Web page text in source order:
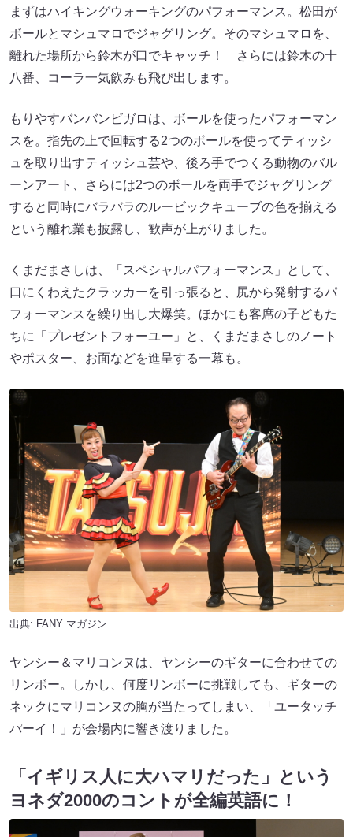
まずはハイキングウォーキングのパフォーマンス。松田が
ボールとマシュマロでジャグリング。そのマシュマロを、
離れた場所から鈴木が口でキャッチ！ さらには鈴木の十
八番、コーラ一気飲みも飛び出します。
もりやすバンバンビガロは、ボールを使ったパフォーマン
スを。指先の上で回転する2つのボールを使ってティッシ
ュを取り出すティッシュ芸や、後ろ手でつくる動物のバル
ーンアート、さらには2つのボールを両手でジャグリング
すると同時にバラバラのルービックキューブの色を揃える
という離れ業も披露し、歓声が上がりました。
くまだまさしは、「スペシャルパフォーマンス」として、
口にくわえたクラッカーを引っ張ると、尻から発射するパ
フォーマンスを繰り出し大爆笑。ほかにも客席の子どもた
ちに「プレゼントフォーユー」と、くまだまさしのノート
やポスター、お面などを進呈する一幕も。
出典: FANY マガジン
ヤンシー＆マリコンヌは、ヤンシーのギターに合わせての
リンボー。しかし、何度リンボーに挑戦しても、ギターの
ネックにマリコンヌの胸が当たってしまい、「ユータッチ
パーイ！」が会場内に響き渡りました。
「イギリス人に大ハマリだった」という
ヨネダ2000のコントが全編英語に！